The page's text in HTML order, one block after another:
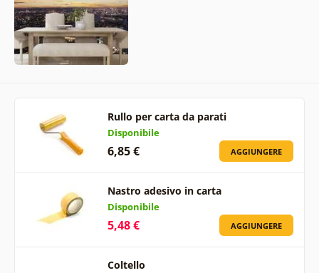
Rullo per carta da parati
Disponibile
6,85 € AGGIUNGERE
Nastro adesivo in carta
Disponibile
5,48 € AGGIUNGERE
Coltello